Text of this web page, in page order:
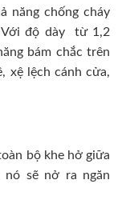
năng chống cháy
Với độ dày từ 1,2
bám chắc trên
xệ lệch cánh cửa,
bộ khe hở giữa
nó sẽ nở ra ngăn